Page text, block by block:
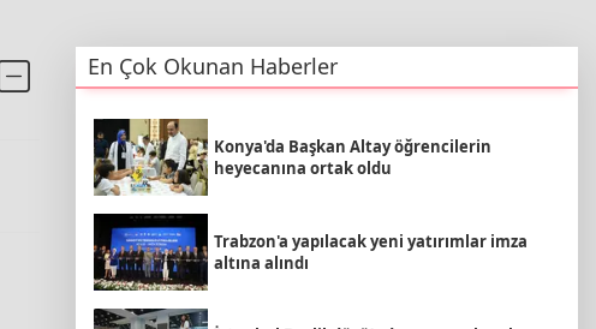
En Çok Okunan Haberler
Konya'da Başkan Altay öğrencilerin
heyecanına ortak oldu
Trabzon'a yapılacak yeni yatırımlar imza
altına alındı